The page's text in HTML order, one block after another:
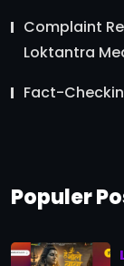
Complaint
Loktantra
Fact-
Populer